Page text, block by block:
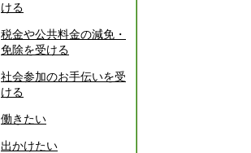
ける
税金や公共料金の減免・
免除を受ける
社会参加のお手伝いを受
ける
働きたい
出かけたい